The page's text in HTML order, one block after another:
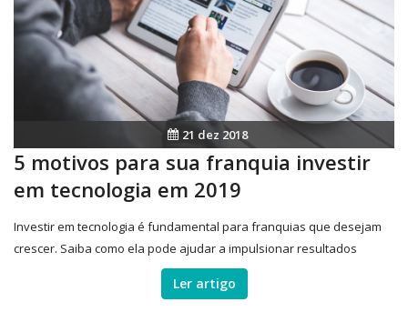
21 dez 2018
5 motivos para sua franquia investir
em tecnologia em 2019
Investir em tecnologia é fundamental para franquias que desejam
crescer. Saiba como ela pode ajudar a impulsionar resultados
Ler artigo